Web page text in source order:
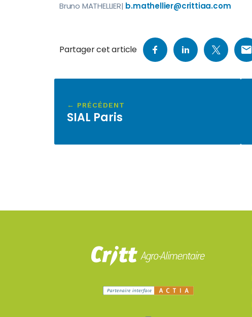
Bruno MATHELLIER| b.mathellier@crittiaa.com
Partager cet article
← PRÉCÉDENT
SIAL Paris